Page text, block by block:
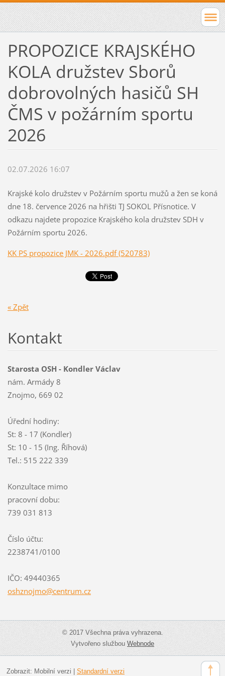
PROPOZICE KRAJSKÉHO
KOLA družstev Sborů
dobrovolných hasičů SH
ČMS v požárním sportu
2026
02.07.2026 16:07
Krajské kolo družstev v Požárním sportu mužů a žen se koná
dne 18. července 2026 na hřišti TJ SOKOL Přísnotice. V
odkazu najdete propozice Krajského kola družstev SDH v
Požárním sportu 2026.
KK PS propozice JMK - 2026.pdf (520783)
« Zpět
Kontakt
Starosta OSH - Kondler Václav
nám. Armády 8
Znojmo, 669 02
Úřední hodiny:
St: 8 - 17 (Kondler)
St: 10 - 15 (Ing. Říhová)
Tel.: 515 222 339
Konzultace mimo
pracovní dobu:
739 031 813
Číslo účtu:
2238741/0100
IČO: 49440365
oshznojmo@centrum.cz
© 2017 Všechna práva vyhrazena.
Vytvořeno službouWebnode
Zobrazit: Mobilní verzi Standardní verzi